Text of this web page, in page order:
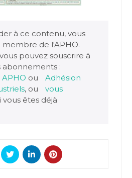
à ce contenu, vous
membre de l'APHO.
pouvez souscrire à
abonnements :
ou
Adhésion
, ou
vous
vous êtes déjà